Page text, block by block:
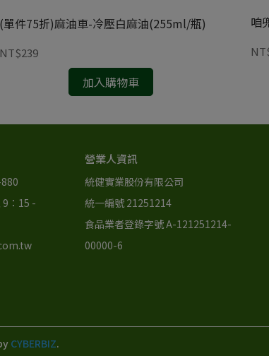
(單件75折)麻油車-冷壓白麻油(255ml/瓶)
NT$239
加入購物車
咱
9：15 -
營業人資訊
統健實業股份有限公司
統一編號 21251214
食品業者登錄字號 A-121251214-
00000-6
CYBERBIZ.